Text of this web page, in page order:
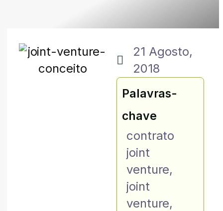
21 Agosto,
2018
Palavras-
chave
contrato
joint
venture,
joint
venture,